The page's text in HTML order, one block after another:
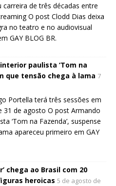
de três décadas entre
O post Clodd Dias deixa
no teatro e no audiovisual
GAY BLOG BR.
paulista ‘Tom na
que tensão chega à lama 7
Portella terá três sessões em
31 de agosto O post Armando
‘Tom na Fazenda’, suspense
apareceu primeiro em GAY
chega ao Brasil com 20
heroicas 5 de agosto de